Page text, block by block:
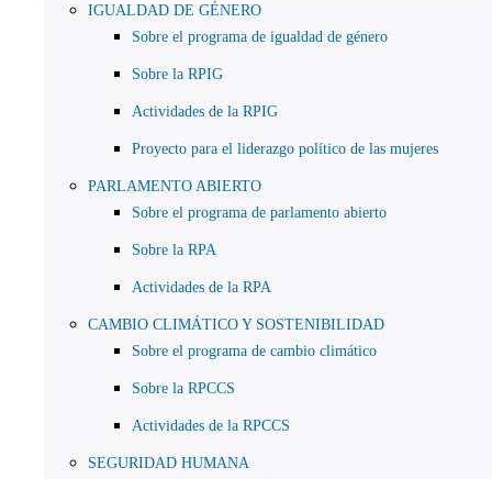
IGUALDAD DE GÉNERO
Sobre el programa de igualdad de género
Sobre la RPIG
Actividades de la RPIG
Proyecto para el liderazgo político de las mujeres
PARLAMENTO ABIERTO
Sobre el programa de parlamento abierto
Sobre la RPA
Actividades de la RPA
CAMBIO CLIMÁTICO Y SOSTENIBILIDAD
Sobre el programa de cambio climático
Sobre la RPCCS
Actividades de la RPCCS
SEGURIDAD HUMANA